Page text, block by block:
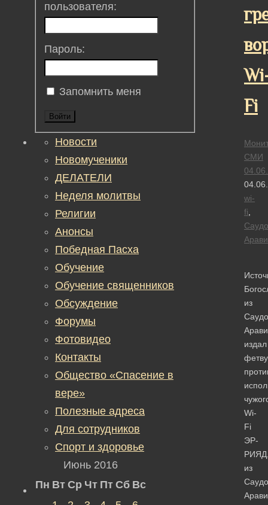
Fi
СМИ
wi-
fi
из
издал
фетву
Wi-
Fi
ЭР-
из
пользователя:
Пароль:
Запомнить меня
Войти
Новости
Новомученики
ДЕЛАТЕЛИ
Неделя молитвы
Религии
Анонсы
Победная Пасха
Обучение
Обучение священников
Обсуждение
Форумы
Фотовидео
Контакты
Общество «Спасение в
вере»
Полезные адреса
Для сотрудников
Спорт и здоровье
Июнь 2016
Пн Вт Ср Чт Пт Сб Вс